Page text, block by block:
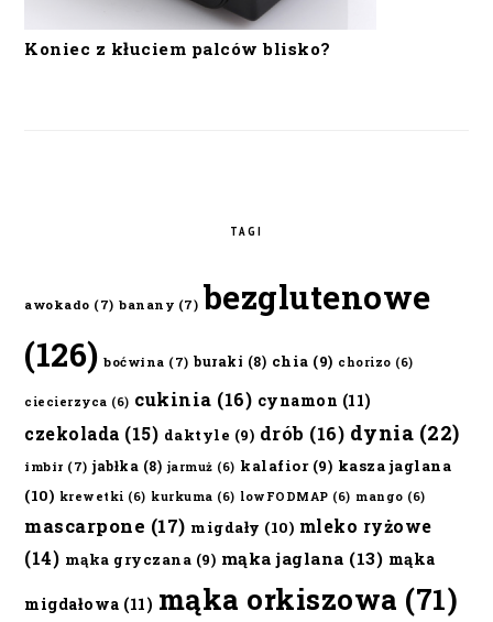
Koniec z kłuciem palców blisko?
TAGI
awokado (7) banany (7) bezglutenowe
(126) boćwina (7) buraki (8) chia (9) chorizo (6)
ciecierzyca (6) cukinia (16) cynamon (11)
czekolada (15) daktyle (9) drób (16) dynia (22)
imbir (7) jabłka (8) jarmuż (6) kalafior(9) kasza jaglana
(10) krewetki (6) kurkuma (6) lowFODMAP (6) mango (6)
mascarpone (17) migdały (10) mleko ryżowe
(14) mąka gryczana (9) mąka jaglana (13) mąka
migdałowa (11) mąka orkiszowa (71)